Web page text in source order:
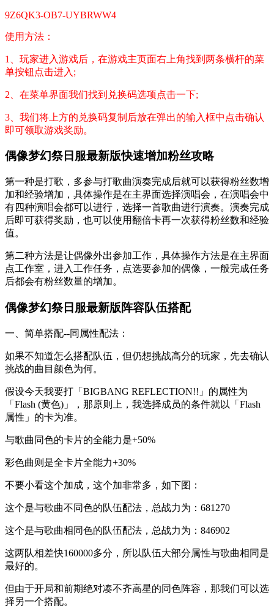
9Z6QK3-OB7-UYBRWW4
使用方法：
1、玩家进入游戏后，在游戏主页面右上角找到两条横杆的菜
单按钮点击进入;
2、在菜单界面我们找到兑换码选项点击一下;
3、我们将上方的兑换码复制后放在弹出的输入框中点击确认
即可领取游戏奖励。
偶像梦幻祭日服最新版快速增加粉丝攻略
第一种是打歌，多参与打歌曲演奏完成后就可以获得粉丝数增
加和经验增加，具体操作是在主界面选择演唱会，在演唱会中
有四种演唱会都可以进行，选择一首歌曲进行演奏。演奏完成
后即可获得奖励，也可以使用翻倍卡再一次获得粉丝数和经验
值。
第二种方法是让偶像外出参加工作，具体操作方法是在主界面
点工作室，进入工作任务，点选要参加的偶像，一般完成任务
后都会有粉丝数量的增加。
偶像梦幻祭日服最新版阵容队伍搭配
一、简单搭配--同属性配法：
如果不知道怎么搭配队伍，但仍想挑战高分的玩家，先去确认
挑战的曲目颜色为何。
假设今天我要打「BIGBANG REFLECTION!!」的属性为
「Flash (黄色)」，那原则上，我选择成员的条件就以「Flash
属性」的卡为准。
与歌曲同色的卡片的全能力是+50%
彩色曲则是全卡片全能力+30%
不要小看这个加成，这个加非常多，如下图：
这个是与歌曲不同色的队伍配法，总战力为：681270
这个是与歌曲相同色的队伍配法，总战力为：846902
这两队相差快160000多分，所以队伍大部分属性与歌曲相同是
最好的。
但由于开局和前期绝对凑不齐高星的同色阵容，那我们可以选
择另一个搭配。